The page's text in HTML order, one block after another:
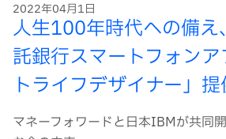
2022年04月1日
人生100年時代への備え
託銀行スマートフォン
トライフデザイナー」
マネーフォワードと日本IBMが共同